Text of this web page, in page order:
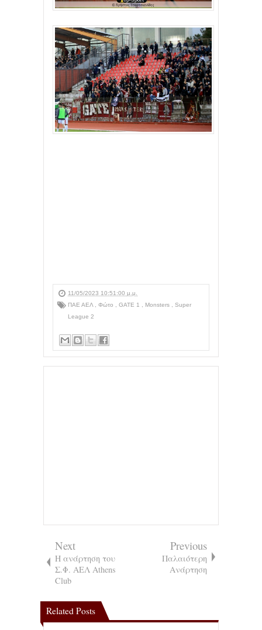
11/05/2023 10:51:00 μ.μ.
ΠΑΕ ΑΕΛ
Φώτο GATE 1 Monsters
Super
League 2
Next
Η ανάρτηση του
Σ.Φ. ΑΕΛ Athens
Club
Previous
Παλαιότερη
Ανάρτηση
Related Posts